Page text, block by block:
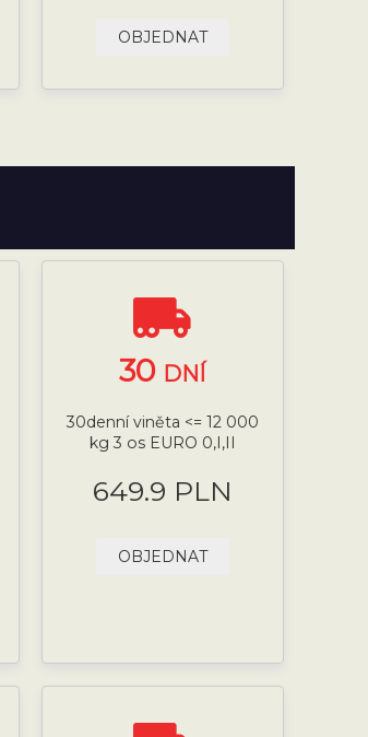
OBJEDNAT
30 DNÍ
30denní viněta <= 12 000
kg 3 os EURO 0,I,II
649.9 PLN
OBJEDNAT